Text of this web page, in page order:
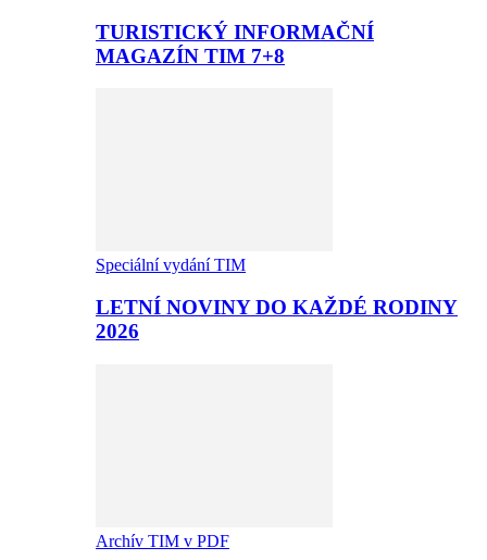
TURISTICKÝ INFORMAČNÍ
MAGAZÍN TIM 7+8
Speciální vydání TIM
LETNÍ NOVINY DO KAŽDÉ RODINY
2026
Archív TIM v PDF